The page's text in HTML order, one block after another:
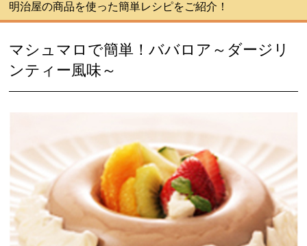
明治屋の商品を使った簡単レシピをご紹介！
マシュマロで簡単！ババロア～ダージリ
ンティー風味～